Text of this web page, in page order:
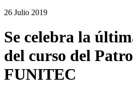
26 Julio 2019
Se celebra la
del curso del
FUNITEC